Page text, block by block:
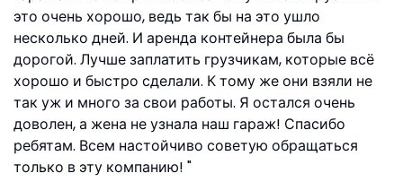
это очень хорошо, ведь так бы на это ушло
несколько дней. И аренда контейнера была бы
дорогой. Лучше заплатить грузчикам, которые всё
хорошо и быстро сделали. К тому же они взяли не
так уж и много за свои работы. Я остался очень
доволен, а жена не узнала наш гараж! Спасибо
ребятам. Всем настойчиво советую обращаться
только в эту компанию!